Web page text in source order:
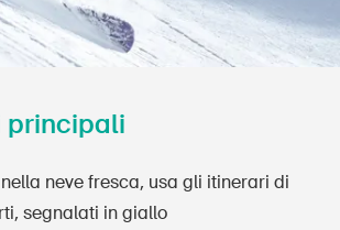
principali
neve fresca, usa gli itinerari di
segnalati in giallo